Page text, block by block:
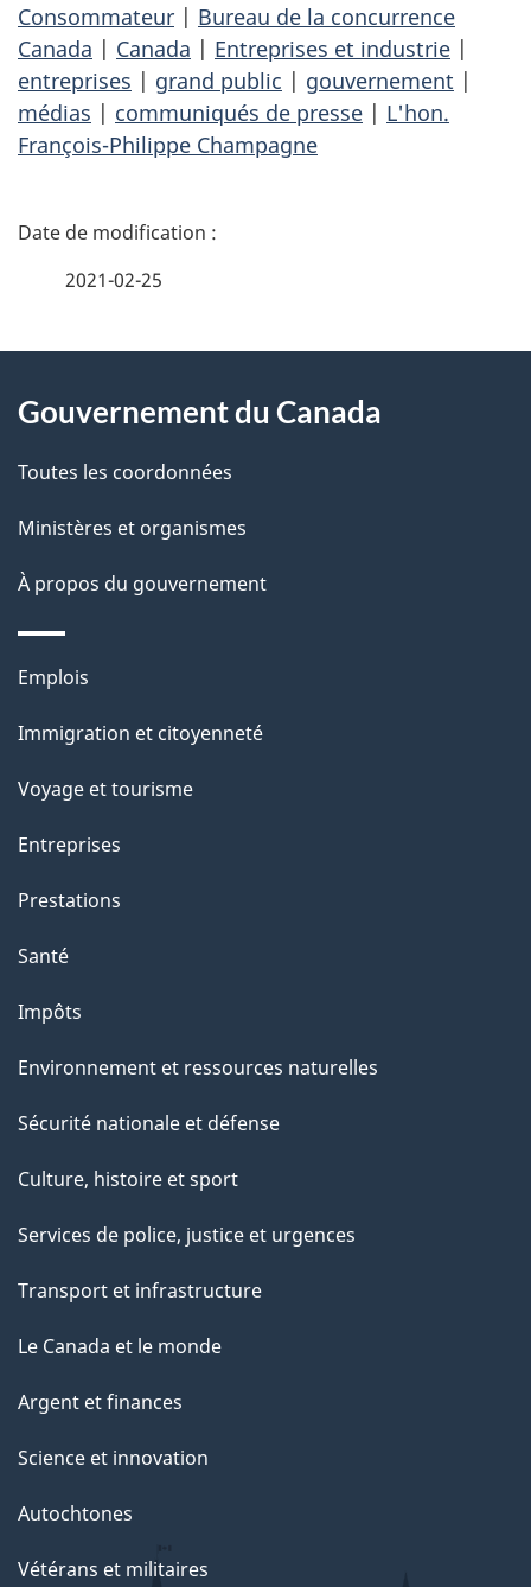
Consommateur | Bureau de la concurrence
Canada | Canada | Entreprises et industrie |
entreprises | grand public | gouvernement |
médias | communiqués de presse | L'hon.
François-Philippe Champagne
D
i
l
s
d
e
l
a
p
a
g
e
2021-02-25
propos
de
ce
site
Gouvernement du Canada
Toutes les coordonnées
Ministères et organismes
À propos du gouvernement
Thèmes
sujets
Emplois
Immigration et citoyenneté
Voyage et tourisme
Entreprises
Prestations
Santé
Impôts
Environnement et ressources naturelles
Sécurité nationale et défense
Culture, histoire et sport
Services de police, justice et urgences
Transport et infrastructure
Le Canada et le monde
Argent et finances
Science et innovation
Autochtones
Vétérans et militaires